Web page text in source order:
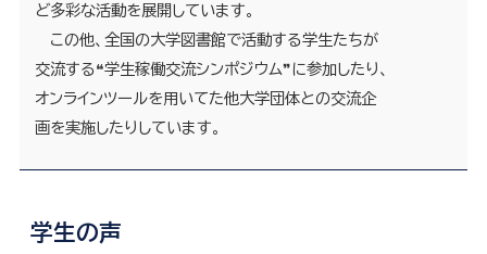
ど多彩な活動を展開しています。
この他、全国の大学図書館で活動する学生たちが
交流する❝学生稼働交流シンポジウム❞に参加したり、
オンラインツールを用いてた他大学団体との交流企
画を実施したりしています。
学生の声